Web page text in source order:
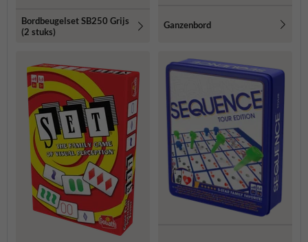
Bordbeugelset SB250 Grijs
(2 stuks)
Ganzenbord